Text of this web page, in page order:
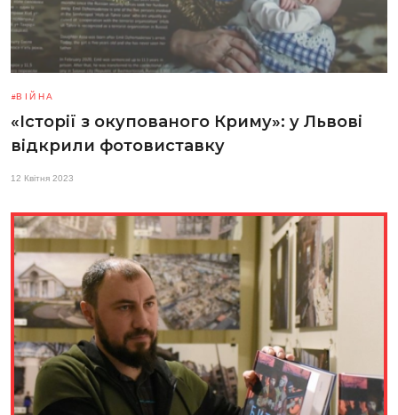
ВІЙНА
«Історії з окупованого Криму»: у Львові
відкрили фотовиставку
12 Квітня 2023